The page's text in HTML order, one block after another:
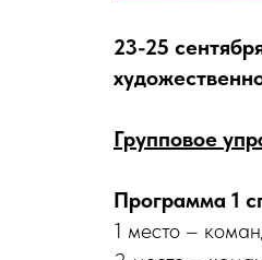
23-25
Групповое
Программа 1
1 место –